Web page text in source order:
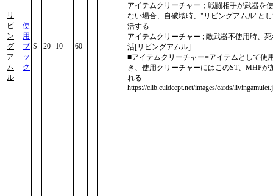
リ
ビ
ン
グ
ア
ム
ル
使
用
ブ
ッ
ク
S 20 10 60
アイテムクリーチャー；戦闘相手が武器を
ない場合、自破壊時、"リビングアムル"と
活する
アイテムクリーチャー ; 敵武器不使用時、
活[リビングアムル]
■アイテムクリーチャー=アイテムとして使
き、使用クリーチャーにはこのST、MHPが
れる
https://clib.culdcept.net/images/cards/